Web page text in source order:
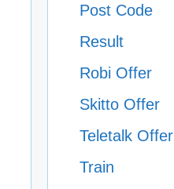
Post Code
Result
Robi Offer
Skitto Offer
Teletalk Offer
Train